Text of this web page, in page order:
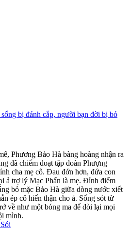
bị đánh cắp, người bạn đời bị bỏ
Phương Bảo Hà bàng hoàng nhận ra
đã chiếm đoạt tập đoàn Phượng
cha mẹ cô. Đau đớn hơn, đứa con
ả trợ lý Mạc Phấn là mẹ. Đỉnh điểm
bỏ mặc Bảo Hà giữa dòng nước xiết
ép cô hiến thận cho ả. Sống sót từ
về như một bóng ma để đòi lại mọi
mình.